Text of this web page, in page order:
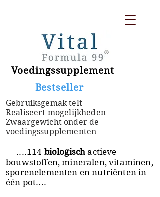
Voedingssupplement
​ Bestseller
Gebruiksgemak telt
Realiseert mogelijkheden
Zwaargewicht onder de
voedingssupplementen
....114 biologischactieve
bouwstoffen, mineralen, vitaminen,
sporenelementen en nutriënten in
één pot....